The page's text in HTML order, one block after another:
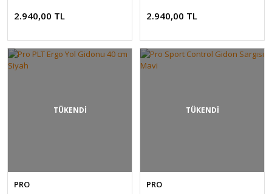
2.940,00 TL 2.940,00 TL
TÜKENDİ
PRO
TÜKENDİ
PRO